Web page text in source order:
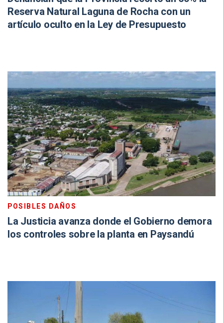
Reserva Natural Laguna de Rocha con un
artículo oculto en la Ley de Presupuesto
POSIBLES DAÑOS
La Justicia avanza donde el Gobierno demora
los controles sobre la planta en Paysandú